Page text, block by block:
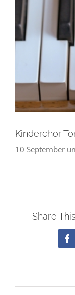
Kinderchor
10 September
Share